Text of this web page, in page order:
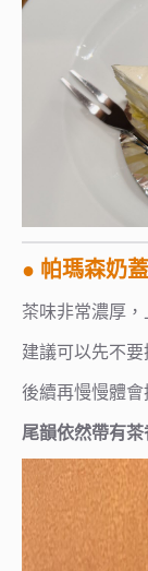
● 帕瑪森奶
茶味非常濃厚
建議可以先不
後續再慢慢體
尾韻依然帶有茶